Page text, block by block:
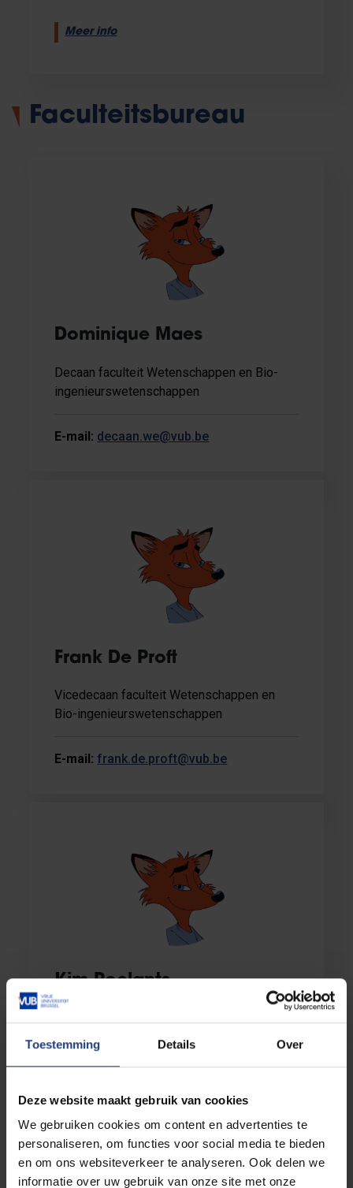
Toestemming Details Over
Deze website maakt gebruik van cookies
We gebruiken cookies om content en advertenties te
personaliseren, om functies voor social media te bieden
en om ons websiteverkeer te analyseren. Ook delen we
informatie over uw gebruik van onze site met onze
Meer info
Faculteitsbureau
Dominique Maes
Decaan faculteit Wetenschappen en Bio-
ingenieurswetenschappen
E-mail: decaan.we@vub.be
Frank De Proft
Vicedecaan faculteit Wetenschappen en
Bio-ingenieurswetenschappen
E-mail: frank.de.proft@vub.be
Kim Roelants
Wetenschappen en Bio-
ingenieurswetenschappen
E-mail: kim.roelants@vub.be